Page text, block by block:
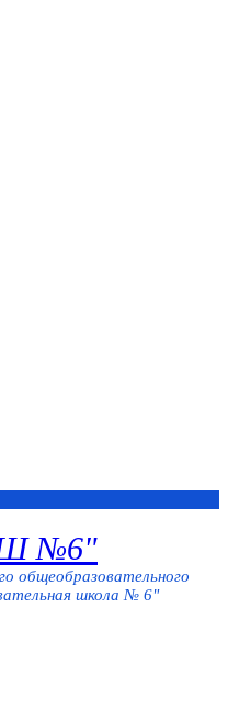
№6"
общеобразовательного
школа № 6"